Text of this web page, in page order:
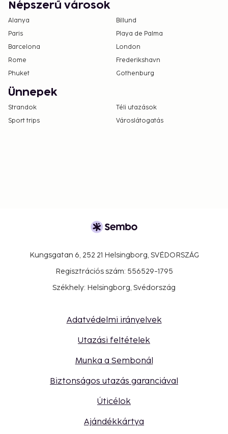
Népszerű városok
Alanya
Billund
Paris
Playa de Palma
Barcelona
London
Rome
Frederikshavn
Phuket
Gothenburg
Ünnepek
Strandok
Téli utazások
Sport trips
Városlátogatás
Kungsgatan 6, 252 21 Helsingborg, SVÉDORSZÁG
Regisztrációs szám: 556529-1795
Székhely: Helsingborg, Svédország
Adatvédelmi irányelvek
Utazási feltételek
Munka a Sembonál
Biztonságos utazás garanciával
Úticélok
Ajándékkártya